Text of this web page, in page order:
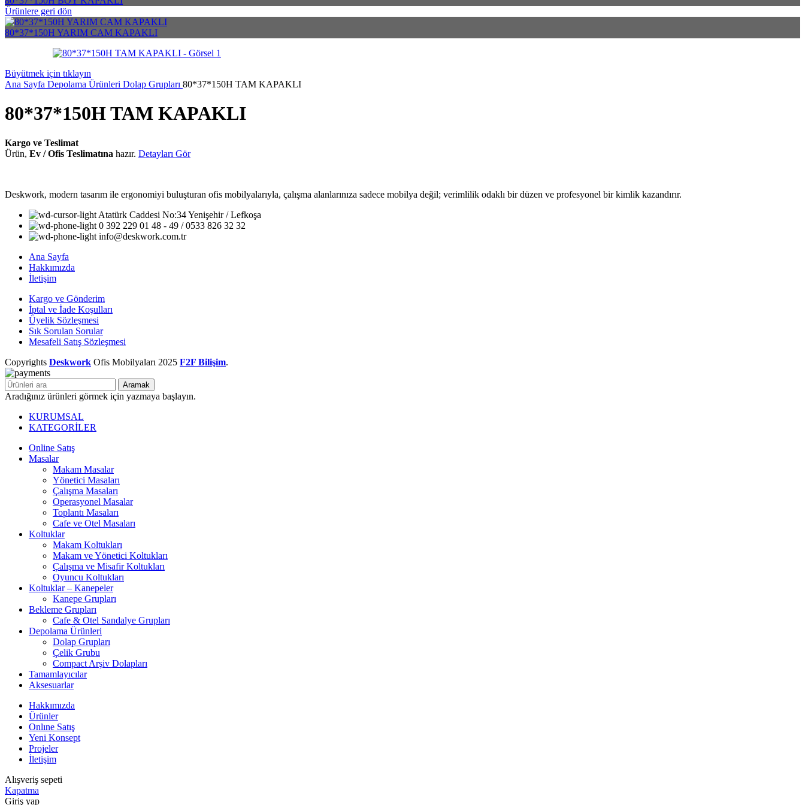
Ürünlere geri dön
80*37*150H YARIM CAM KAPAKLI
Büyütmek için tıklayın
Ana Sayfa Depolama Ürünleri Dolap Grupları 80*37*150H TAM KAPAKLI
80*37*150H TAM KAPAKLI
Kargo ve Teslimat
Ürün, Ev / Ofis Teslimatına hazır. Detayları Gör
Deskwork, modern tasarım ile ergonomiyi buluşturan ofis mobilyalarıyla, çalışma alanlarınıza sadece mobilya değil; verimlilik odaklı bir düzen ve profesyonel bir kimlik kazandırır.
Atatürk Caddesi No:34 Yenişehir / Lefkoşa
0 392 229 01 48 - 49 / 0533 826 32 32
info@deskwork.com.tr
Ana Sayfa
Hakkımızda
İletişim
Kargo ve Gönderim
İptal ve İade Koşulları
Üyelik Sözleşmesi
Sık Sorulan Sorular
Mesafeli Satış Sözleşmesi
Copyrights Deskwork Ofis Mobilyaları 2025 F2F Bilişim.
Aramak
Aradığınız ürünleri görmek için yazmaya başlayın.
KURUMSAL
KATEGORİLER
Online Satış
Masalar
Makam Masalar
Yönetici Masaları
Çalışma Masaları
Operasyonel Masalar
Toplantı Masaları
Cafe ve Otel Masaları
Koltuklar
Makam Koltukları
Makam ve Yönetici Koltukları
Çalışma ve Misafir Koltukları
Oyuncu Koltukları
Koltuklar – Kanepeler
Kanepe Grupları
Bekleme Grupları
Cafe & Otel Sandalye Grupları
Depolama Ürünleri
Dolap Grupları
Çelik Grubu
Compact Arşiv Dolapları
Tamamlayıcılar
Aksesuarlar
Hakkımızda
Ürünler
Onlıne Satış
Yeni Konsept
Projeler
İletişim
Alışveriş sepeti
Kapatma
Giriş yap